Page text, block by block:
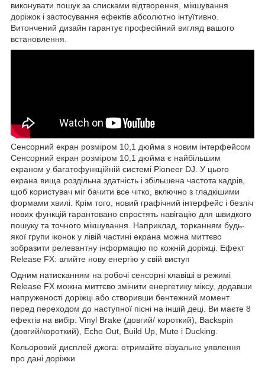
виконувати пошук за списками відтворення, мікшування
доріжок і застосування ефектів абсолютно інтуїтивно.
Витончений дизайн гарантує професійний вигляд вашого
встановлення.
Сенсорний екран розміром 10,1 дюйма з новим інтерфейсом
Сенсорний екран розміром 10,1 дюйма є найбільшим
екраном у багатофункційній системі Pioneer DJ. У цього
екрана вища роздільна здатність і збільшена частота кадрів,
щоб користувач міг бачити все чітко, включно з гладкішими
формами хвилі. Крім того, новий графічний інтерфейс і безліч
нових функцій гарантовано спростять навігацію для швидкого
пошуку та точного мікшування. Наприклад, торканням будь-
якої групи іконок у лівій частині екрана можна миттєво
зобразити релевантну інформацію по кожній доріжці. Ефект
Release FX: влийте нову енергію у свій виступ
Одним натисканням на робочі сенсорні клавіші в режимі
Release FX можна миттєво змінити енергетику міксу, додавши
напруженості доріжці або створивши бентежний момент
перед переходом до наступної пісні на іншій деці. Ви маєте 8
ефектів на вибір: Vinyl Brake (довгий/ короткий), Backspin
(довгий/короткий), Echo Out, Build Up, Mute і Ducking.
Кольоровий дисплей джога: отримайте візуальне уявлення
про дані доріжки